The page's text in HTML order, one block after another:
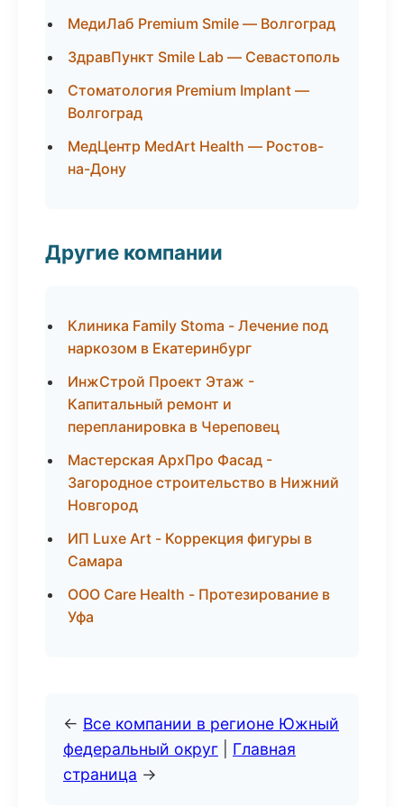
МедиЛаб Premium Smile — Волгоград
ЗдравПункт Smile Lab — Севастополь
Стоматология Premium Implant —
Волгоград
МедЦентр MedArt Health — Ростов-
на-Дону
Другие компании
Клиника Family Stoma - Лечение под
наркозом в Екатеринбург
ИнжСтрой Проект Этаж -
Капитальный ремонт и
перепланировка в Череповец
Мастерская АрхПро Фасад -
Загородное строительство в Нижний
Новгород
ИП Luxe Art - Коррекция фигуры в
Самара
ООО Care Health - Протезирование в
Уфа
← Все компании в регионе Южный
федеральный округ
Главная
страница →